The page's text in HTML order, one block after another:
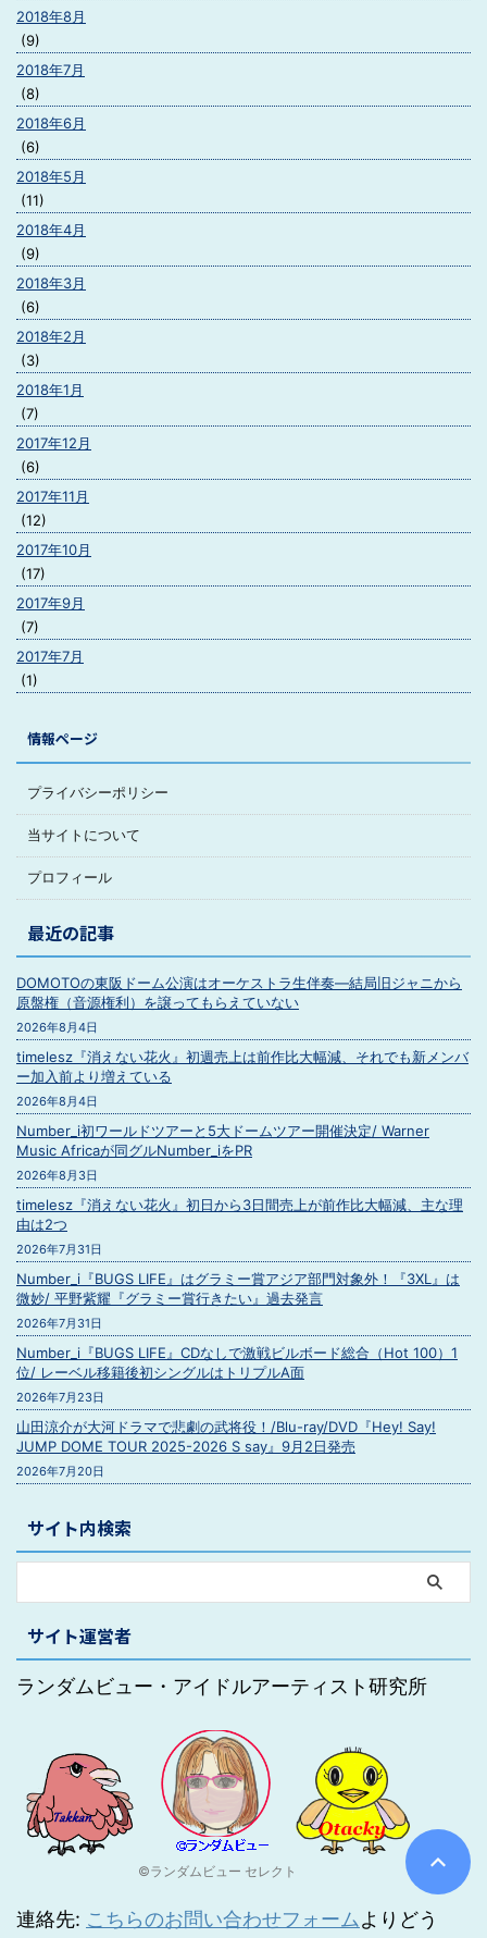
2018年8月
(9)
2018年7月
(8)
2018年6月
(6)
2018年5月
(11)
2018年4月
(9)
2018年3月
(6)
2018年2月
(3)
2018年1月
(7)
2017年12月
(6)
2017年11月
(12)
2017年10月
(17)
2017年9月
(7)
2017年7月
(1)
情報ページ
プライバシーポリシー
当サイトについて
プロフィール
最近の記事
DOMOTOの東阪ドーム公演はオーケストラ生伴奏―結局旧ジャニから
原盤権（音源権利）を譲ってもらえていない
2026年8月4日
timelesz『消えない花火』初週売上は前作比大幅減、それでも新メンバ
ー加入前より増えている
2026年8月4日
Number_i初ワールドツアーと5大ドームツアー開催決定/ Warner
Music Africaが同グルNumber_iをPR
2026年8月3日
timelesz『消えない花火』初日から3日間売上が前作比大幅減、主な理
由は2つ
2026年7月31日
Number_i『BUGS LIFE』はグラミー賞アジア部門対象外！『3XL』は
微妙/ 平野紫耀『グラミー賞行きたい』過去発言
2026年7月31日
Number_i『BUGS LIFE』CDなしで激戦ビルボード総合（Hot 100）1
位/ レーベル移籍後初シングルはトリプルA面
2026年7月23日
山田涼介が大河ドラマで悲劇の武将役！/Blu-ray/DVD『Hey! Say!
JUMP DOME TOUR 2025-2026 S say』9月2日発売
2026年7月20日
サイト内検索
サイト運営者
ランダムビュー・アイドルアーティスト研究所
©ランダムビュー セレクト
連絡先: こちらのお問い合わせフォームよりどう